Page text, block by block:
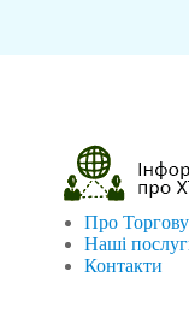
Про
Наші
Контакти